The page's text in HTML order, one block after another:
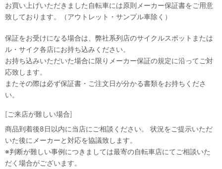
お買い上げいただきました自転車には原則メーカー保証書をご用意
致しております。（アウトレット・サンプル車除く）
保証をお受けになる場合は、弊社系列店のサイクルスポットまたは
ル・サイク各店にお持ち込みください。
お持ち込みいただいた場合に限りメーカー保証の規定に沿ってご対
応致します。
またその際は必ず保証書・ご注文日が分かる書類をお持ちくださ
い。
[ご来店が難しい場合]
商品到着後8日以内に当店にご相談ください。 状況をご提示いただ
いた後にメーカーと対応を協議致します。
※判断が難しい事例につきましては最寄の自転車店にてご相談いた
だく場合がございます。